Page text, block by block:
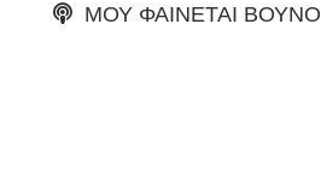
ΜΟΥ ΦΑΙΝΕΤΑΙ ΒΟΥΝΟ